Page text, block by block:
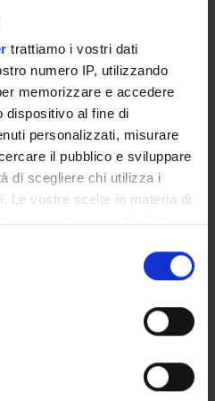
trattiamo i vostri dati
numero IP, utilizzando
memorizzare e accedere
dispositivo al fine di
personalizzati, misurare
il pubblico e sviluppare
di scegliere chi utilizza i
Le vostre scelte in materia di
su questa proprietà digitale
consenso in qualsiasi
sui cookie o facendo clic
sulla tua posizione
di qualche
OFFICES